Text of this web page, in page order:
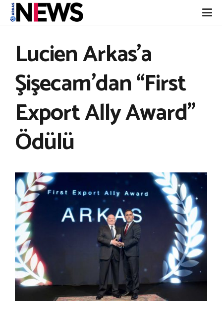
Lucien Arkas’a
Şişecam’dan “First
Export Ally Award”
Ödülü